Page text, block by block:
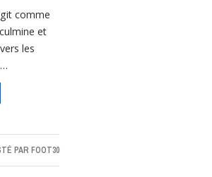
comme
et
les
PAR FOOT30